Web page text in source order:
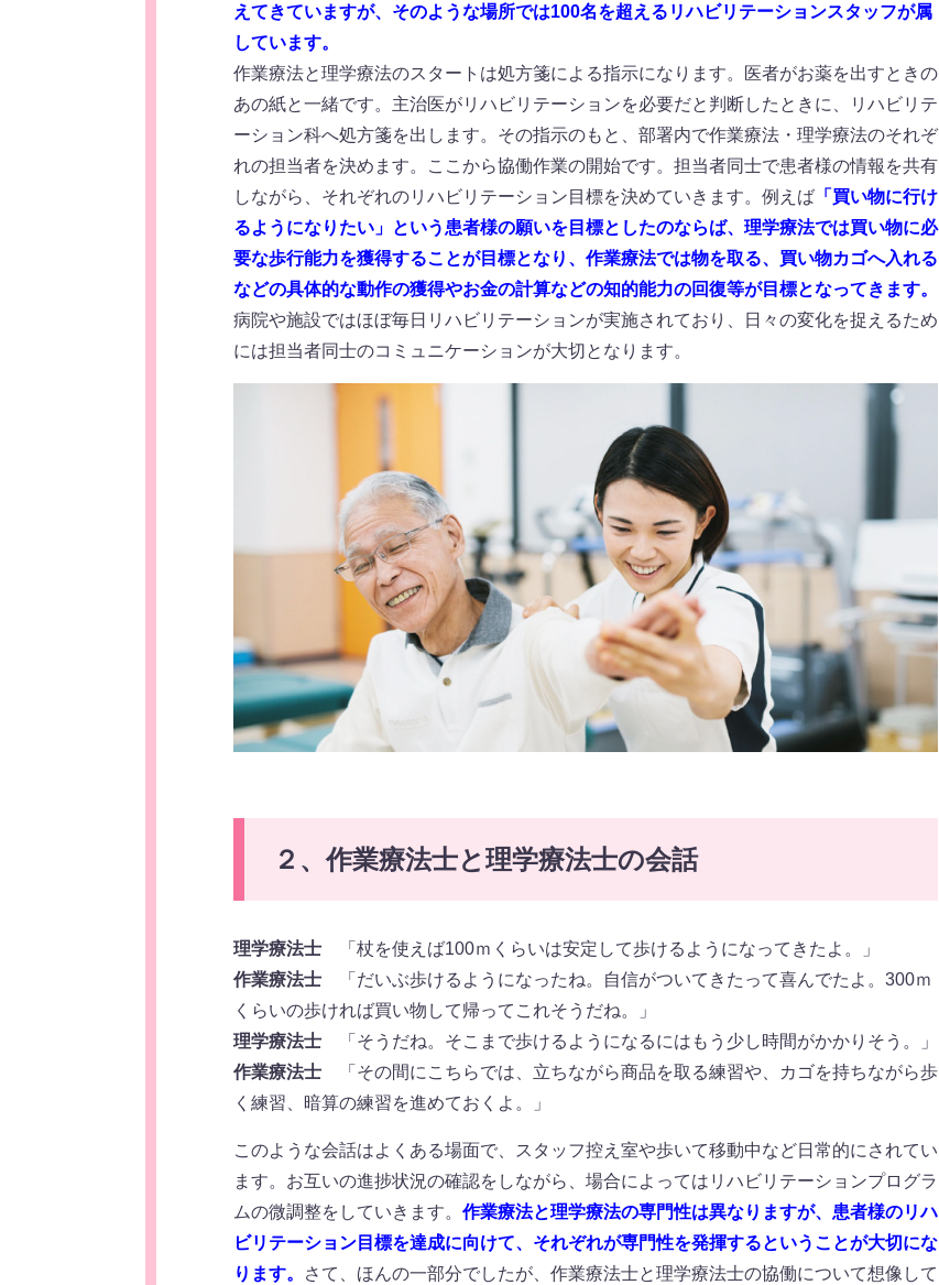
えてきていますが、そのような場所では100名を超えるリハビリテーションスタッフが属
しています。
作業療法と理学療法のスタートは処方箋による指示になります。医者がお薬を出すときの
あの紙と一緒です。主治医がリハビリテーションを必要だと判断したときに、リハビリテ
ーション科へ処方箋を出します。その指示のもと、部署内で作業療法・理学療法のそれぞ
れの担当者を決めます。ここから協働作業の開始です。担当者同士で患者様の情報を共有
しながら、それぞれのリハビリテーション目標を決めていきます。例えば 「買い物に行け
るようになりたい」という患者様の願いを目標としたのならば、理学療法では買い物に必
要な歩行能力を獲得することが目標となり、作業療法では物を取る、買い物カゴへ入れる
などの具体的な動作の獲得やお金の計算などの知的能力の回復等が目標となってきます。
病院や施設ではほぼ毎日リハビリテーションが実施されており、日々の変化を捉えるため
には担当者同士のコミュニケーションが大切となります。
２、作業療法士と理学療法士の会話
理学療法士 「杖を使えば100ｍくらいは安定して歩けるようになってきたよ。」
作業療法士 「だいぶ歩けるようになったね。自信がついてきたって喜んでたよ。300ｍ
くらいの歩ければ買い物して帰ってこれそうだね。」
理学療法士 「そうだね。そこまで歩けるようになるにはもう少し時間がかかりそう。」
作業療法士 「その間にこちらでは、立ちながら商品を取る練習や、カゴを持ちながら歩
く練習、暗算の練習を進めておくよ。」
このような会話はよくある場面で、スタッフ控え室や歩いて移動中など日常的にされてい
ます。お互いの進捗状況の確認をしながら、場合によってはリハビリテーションプログラ
ムの微調整をしていきます。 作業療法と理学療法の専門性は異なりますが、患者様のリハ
ビリテーション目標を達成に向けて、それぞれが専門性を発揮するということが大切にな
ります。
さて、ほんの一部分でしたが、作業療法士と理学療法士の協働について想像して